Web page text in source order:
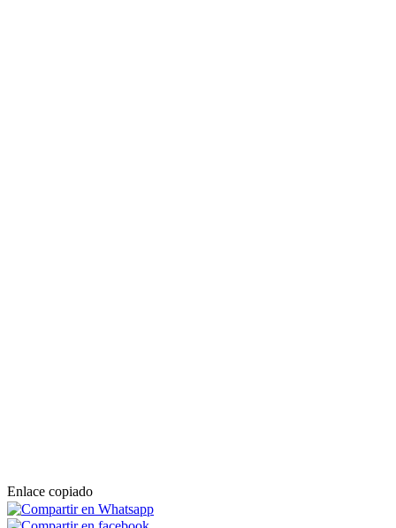
Enlace copiado